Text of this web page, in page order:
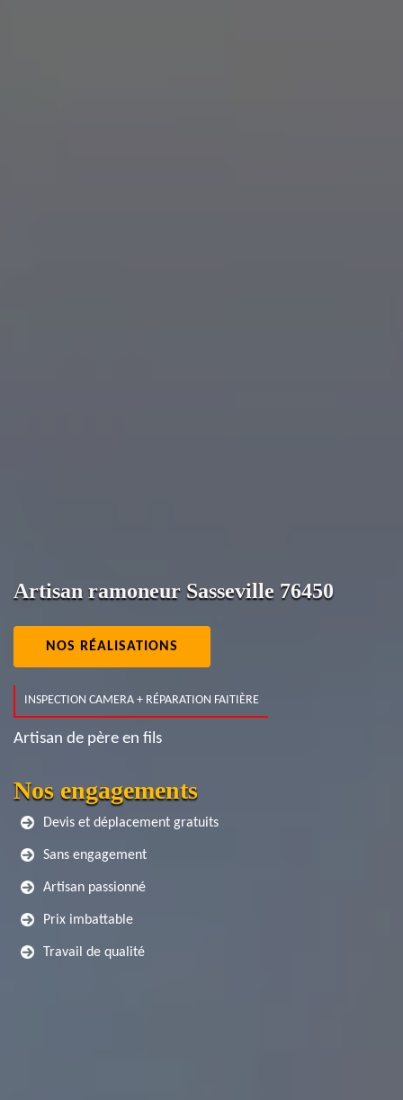
Artisan ramoneur Sasseville 76450
NOS RÉALISATIONS
INSPECTION CAMERA + RÉPARATION FAITIÈRE
Artisan de père en fils
Nos engagements
Devis et déplacement gratuits
Sans engagement
Artisan passionné
Prix imbattable
Travail de qualité